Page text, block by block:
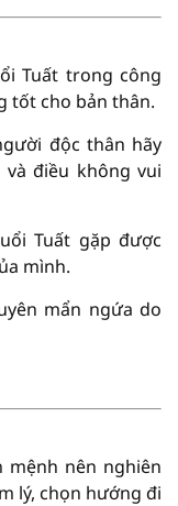
Tuất trong công
tốt cho bản thân.
độc thân hãy
điều không vui
Tuất gặp được
mình.
mẩn ngứa do
mệnh nên nghiên
lý, chọn hướng đi